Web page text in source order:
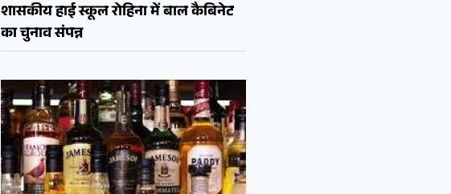
शासकीय हाई स्कूल रोहिना में बाल कैबिनेट
का चुनाव संपन्न